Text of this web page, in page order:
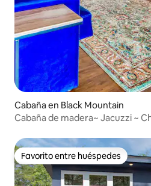
Cabaña en Black Mountain
Cabaña de madera~ Jacuzzi ~
Favorito entre huéspedes
Favorito entre huéspedes